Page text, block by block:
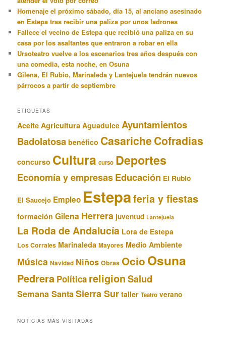
Homenaje el próximo sábado, día 15, al anciano asesinado
en Estepa tras recibir una paliza por unos ladrones
Fallece el vecino de Estepa que recibió una paliza en su
casa por los asaltantes que entraron a robar en ella
Ursoteatro vuelve a los escenarios tres años después con
una comedia, esta noche, en Osuna
Gilena, El Rubio, Marinaleda y Lantejuela tendrán nuevos
párrocos a partir de septiembre
ETIQUETAS
Aceite Agricultura Aguadulce Ayuntamientos
Badolatosa benéfico CasaricheCofradias
concurso Cultura curso Deportes
Economía y empresasEducación El Rubio
El Saucejo Empleo Estepaferia y fiestas
formación Gilena Herrera juventud Lantejuela
La Roda de Andalucía Lora de Estepa
Los Corrales Marinaleda Mayores Medio Ambiente
Música Navidad Niños Obras Ocio Osuna
Pedrera Política religionSalud
Semana SantaSierra Sur taller Teatro verano
NOTICIAS MÁS VISITADAS